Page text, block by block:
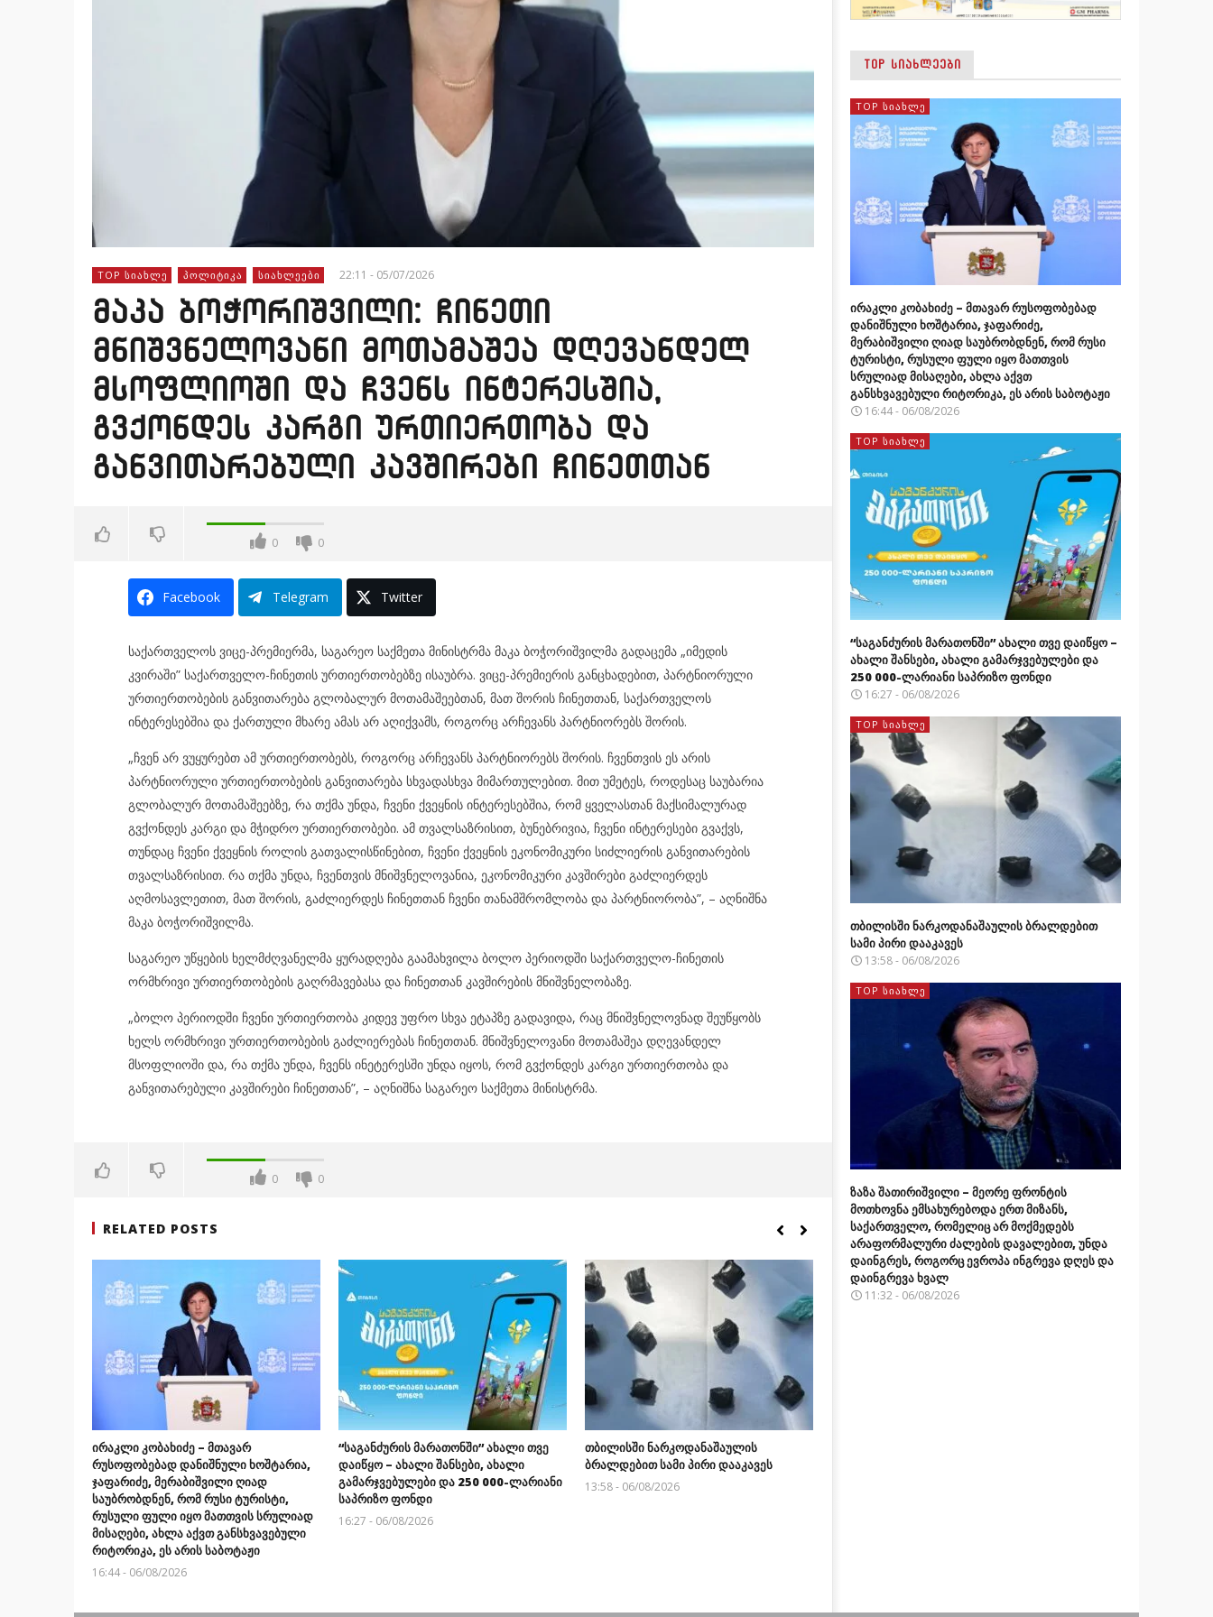
TOP ᲡᲘᲐᲮᲚᲔ ᲞᲝᲚᲘᲢᲘᲙᲐ ᲡᲘᲐᲮᲚᲔᲔᲑᲘ 22:11 - 05/07/2026
მაკა ბოჭორიშვილი: ჩინეთი
მნიშვნელოვანი მოთამაშეა დღევანდელ
მსოფლიოში და ჩვენს ინტერესშია,
გვქონდეს კარგი ურთიერთობა და
განვითარებული კავშირები ჩინეთთან
0 0
Facebook Telegram Twitter
საქართველოს ვიცე-პრემიერმა, საგარეო საქმეთა მინისტრმა მაკა ბოჭორიშვილმა გადაცემა „იმედის
კვირაში” საქართველო-ჩინეთის ურთიერთობებზე ისაუბრა. ვიცე-პრემიერის განცხადებით, პარტნიორული
ურთიერთობების განვითარება გლობალურ მოთამაშეებთან, მათ შორის ჩინეთთან, საქართველოს
ინტერესებშია და ქართული მხარე ამას არ აღიქვამს, როგორც არჩევანს პარტნიორებს შორის.
„ჩვენ არ ვუყურებთ ამ ურთიერთობებს, როგორც არჩევანს პარტნიორებს შორის. ჩვენთვის ეს არის
პარტნიორული ურთიერთობების განვითარება სხვადასხვა მიმართულებით. მით უმეტეს, როდესაც საუბარია
გლობალურ მოთამაშეებზე, რა თქმა უნდა, ჩვენი ქვეყნის ინტერესებშია, რომ ყველასთან მაქსიმალურად
გვქონდეს კარგი და მჭიდრო ურთიერთობები. ამ თვალსაზრისით, ბუნებრივია, ჩვენი ინტერესები გვაქვს,
თუნდაც ჩვენი ქვეყნის როლის გათვალისწინებით, ჩვენი ქვეყნის ეკონომიკური სიძლიერის განვითარების
თვალსაზრისით. რა თქმა უნდა, ჩვენთვის მნიშვნელოვანია, ეკონომიკური კავშირები გაძლიერდეს
აღმოსავლეთით, მათ შორის, გაძლიერდეს ჩინეთთან ჩვენი თანამშრომლობა და პარტნიორობა”, – აღნიშნა
მაკა ბოჭორიშვილმა.
საგარეო უწყების ხელმძღვანელმა ყურადღება გაამახვილა ბოლო პერიოდში საქართველო-ჩინეთის
ორმხრივი ურთიერთობების გაღრმავებასა და ჩინეთთან კავშირების მნიშვნელობაზე.
„ბოლო პერიოდში ჩვენი ურთიერთობა კიდევ უფრო სხვა ეტაპზე გადავიდა, რაც მნიშვნელოვნად შეუწყობს
ხელს ორმხრივი ურთიერთობების გაძლიერებას ჩინეთთან. მნიშვნელოვანი მოთამაშეა დღევანდელ
მსოფლიოში და, რა თქმა უნდა, ჩვენს ინეტერესში უნდა იყოს, რომ გვქონდეს კარგი ურთიერთობა და
განვითარებული კავშირები ჩინეთთან”, – აღნიშნა საგარეო საქმეთა მინისტრმა.
0 0
RELATED POSTS
ირაკლი კობახიძე – მთავარ
რუსოფობებად დანიშნული ხოშტარია,
ჯაფარიძე, მერაბიშვილი ღიად
საუბრობდნენ, რომ რუსი ტურისტი,
რუსული ფული იყო მათთვის სრულიად
მისაღები, ახლა აქვთ განსხვავებული
რიტორიკა, ეს არის საბოტაჟი
16:44 - 06/08/2026
“საგანძურის მარათონში” ახალი თვე
დაიწყო – ახალი შანსები, ახალი
გამარჯვებულები და 250 000-ლარიანი
საპრიზო ფონდი
16:27 - 06/08/2026
თბილისში ნარკოდანაშაულის
ბრალდებით სამი პირი დააკავეს
13:58 - 06/08/2026
TOP ᲡᲘᲐᲮᲚᲔᲔᲑᲘ
TOP ᲡᲘᲐᲮᲚᲔ
ირაკლი კობახიძე – მთავარ რუსოფობებად
დანიშნული ხოშტარია, ჯაფარიძე,
მერაბიშვილი ღიად საუბრობდნენ, რომ რუსი
ტურისტი, რუსული ფული იყო მათთვის
სრულიად მისაღები, ახლა აქვთ
განსხვავებული რიტორიკა, ეს არის საბოტაჟი
16:44 - 06/08/2026
TOP ᲡᲘᲐᲮᲚᲔ
“საგანძურის მარათონში” ახალი თვე დაიწყო –
ახალი შანსები, ახალი გამარჯვებულები და
250 000-ლარიანი საპრიზო ფონდი
16:27 - 06/08/2026
TOP ᲡᲘᲐᲮᲚᲔ
თბილისში ნარკოდანაშაულის ბრალდებით
სამი პირი დააკავეს
13:58 - 06/08/2026
TOP ᲡᲘᲐᲮᲚᲔ
ზაზა შათირიშვილი – მეორე ფრონტის
მოთხოვნა ემსახურებოდა ერთ მიზანს,
საქართველო, რომელიც არ მოქმედებს
არაფორმალური ძალების დავალებით, უნდა
დაინგრეს, როგორც ევროპა ინგრევა დღეს და
დაინგრევა ხვალ
11:32 - 06/08/2026